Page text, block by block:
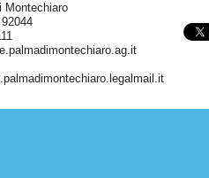
Montechiaro